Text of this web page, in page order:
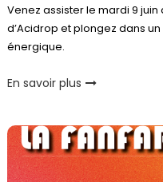
Venez assister le mardi 9 juin
d’Acidrop et plongez dans
énergique.
En savoir plus